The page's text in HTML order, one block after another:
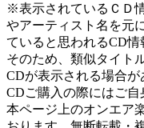
※表示されているＣＤ
やアーティスト名を元
ていると思われるCD情
そのため、類似タイト
CDが表示される場合が
CDご購入の際にはご自
本ページ上のオンエア